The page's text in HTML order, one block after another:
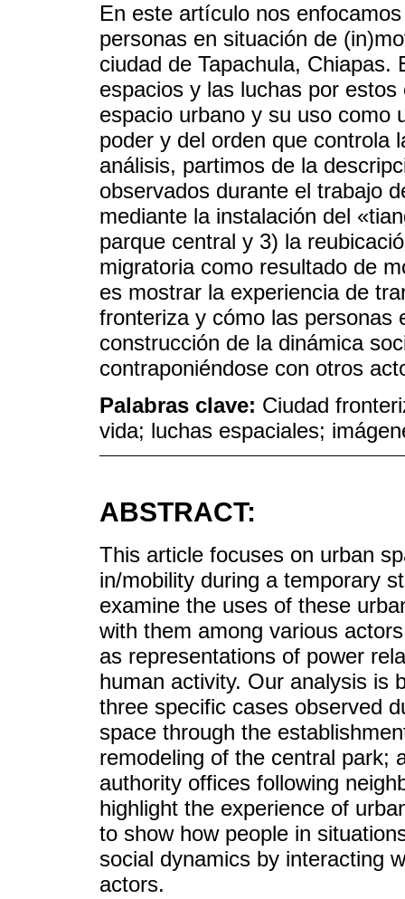
En este artículo nos
personas en situación de
ciudad de Tapachula,
espacios y las luchas por
espacio urbano y su uso como
poder y del orden que controla
análisis, partimos de la
observados durante el trabajo
mediante la instalación del
parque central y 3) la
migratoria como resultado de
es mostrar la experiencia de
fronteriza y cómo las personas
construcción de la dinámica
contraponiéndose con otros
Palabras clave: Ciudad
vida; luchas espaciales;
ABSTRACT:
This article focuses on urban
in/mobility during a temporary
examine the uses of these
with them among various
as representations of power
human activity. Our analysis is
three specific cases observed
space through the
remodeling of the central park;
authority offices following
highlight the experience of
to show how people in
social dynamics by interacting
actors.